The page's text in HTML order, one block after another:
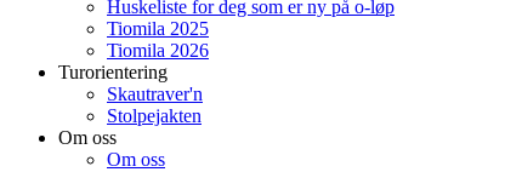
Huskeliste for deg som er ny på o-løp
Tiomila 2025
Tiomila 2026
Turorientering
Skautraver'n
Stolpejakten
Om oss
Om oss